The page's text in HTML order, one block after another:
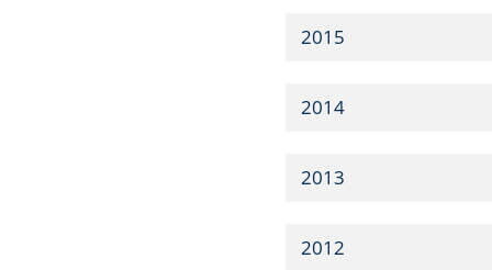
2015
2014
2013
2012